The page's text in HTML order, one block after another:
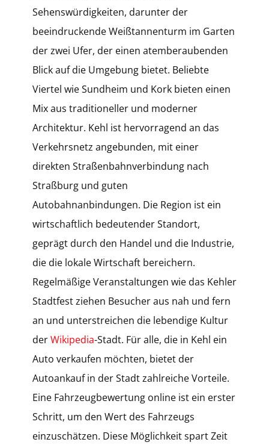
Sehenswürdigkeiten, darunter der
beeindruckende Weißtannenturm im Garten
der zwei Ufer, der einen atemberaubenden
Blick auf die Umgebung bietet. Beliebte
Viertel wie Sundheim und Kork bieten einen
Mix aus traditioneller und moderner
Architektur. Kehl ist hervorragend an das
Verkehrsnetz angebunden, mit einer
direkten Straßenbahnverbindung nach
Straßburg und guten
Autobahnanbindungen. Die Region ist ein
wirtschaftlich bedeutender Standort,
geprägt durch den Handel und die Industrie,
die die lokale Wirtschaft bereichern.
Regelmäßige Veranstaltungen wie das Kehler
Stadtfest ziehen Besucher aus nah und fern
an und unterstreichen die lebendige Kultur
derWikipedia-Stadt. Für alle, die in Kehl ein
Auto verkaufen möchten, bietet der
Autoankauf in der Stadt zahlreiche Vorteile.
Eine Fahrzeugbewertung online ist ein erster
Schritt, um den Wert des Fahrzeugs
einzuschätzen. Diese Möglichkeit spart Zeit